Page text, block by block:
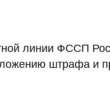
линии ФССП
штрафа и